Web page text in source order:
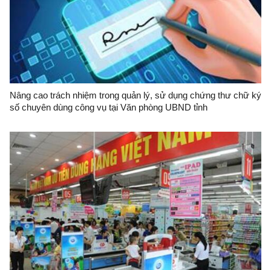
Nâng cao trách nhiệm trong quản lý, sử dụng chứng thư chữ ký
số chuyên dùng công vụ tại Văn phòng UBND tỉnh